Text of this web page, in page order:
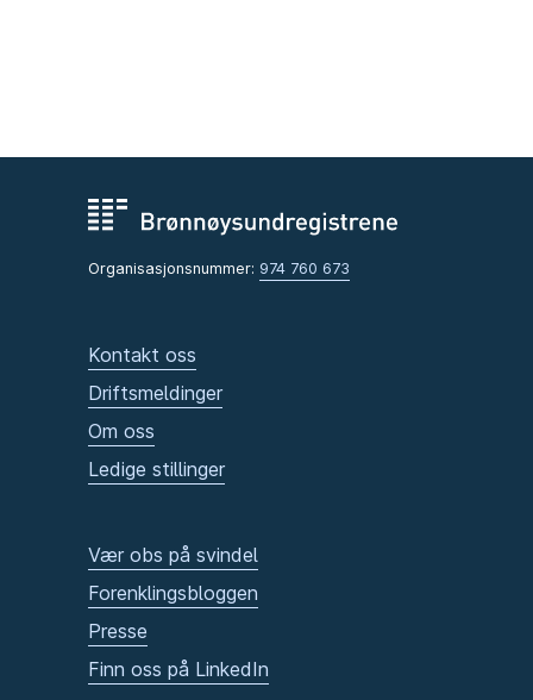
Organisasjonsnummer: 974 760 673
Kontakt oss
Driftsmeldinger
Om oss
Ledige stillinger
Vær obs på svindel
Forenklingsbloggen
Presse
Finn oss på LinkedIn